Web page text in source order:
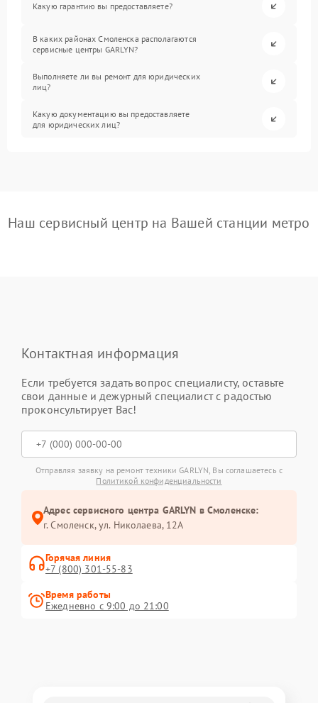
Какую гарантию вы предоставляете?
В каких районах Смоленска располагаются
сервисные центры GARLYN?
Выполняете ли вы ремонт для юридических
лиц?
Какую документацию вы предоставляете
для юридических лиц?
Наш сервисный центр на Вашей станции метро
Контактная информация
Если требуется задать вопрос специалисту, оставьте
свои данные и дежурный специалист с радостью
проконсультирует Вас!
Отправляя заявку на ремонт техники GARLYN, Вы соглашаетесь с
Политикой конфиденциальности
Адрес сервисного центра GARLYN в Смоленске:
г. Смоленск, ул. Николаева, 12А
Горячая линия
+7 (800) 301-55-83
Время работы
Ежедневно с 9:00 до 21:00